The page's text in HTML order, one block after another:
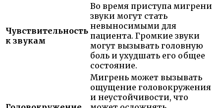
Чувствительность
к звукам
Во время приступа мигрени
звуки могут стать
невыносимыми для
пациента. Громкие звуки
могут вызывать головную
боль и ухудшать его общее
состояние.
Мигрень может вызывать
ощущение головокружения
и неустойчивости, что